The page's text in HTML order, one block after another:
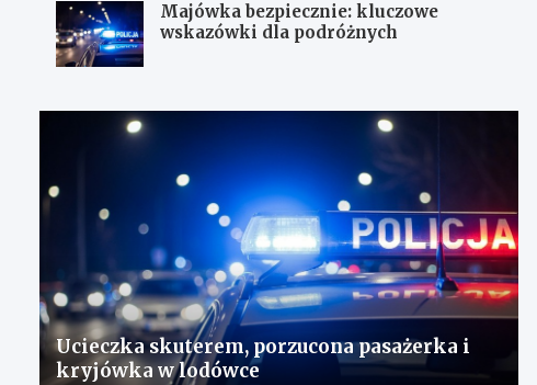
Majówka bezpiecznie: kluczowe
wskazówki dla podróżnych
Ucieczka skuterem, porzucona pasażerka i
kryjówka w lodówce